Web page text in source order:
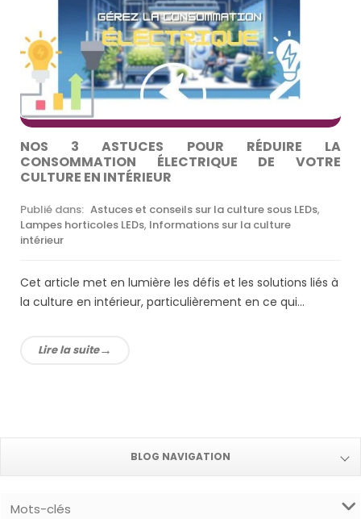
NOS 3 ASTUCES POUR RÉDUIRE LA
CONSOMMATION ÉLECTRIQUE DE VOTRE
CULTURE EN INTÉRIEUR
Publié dans: Astuces et conseils sur la culture sous LEDs,
Lampes horticoles LEDs, Informations sur la culture
intérieur
Cet article met en lumière les défis et les solutions liés à
la culture en intérieur, particulièrement en ce qui...
Lire la suite
BLOG NAVIGATION
Mots-clés